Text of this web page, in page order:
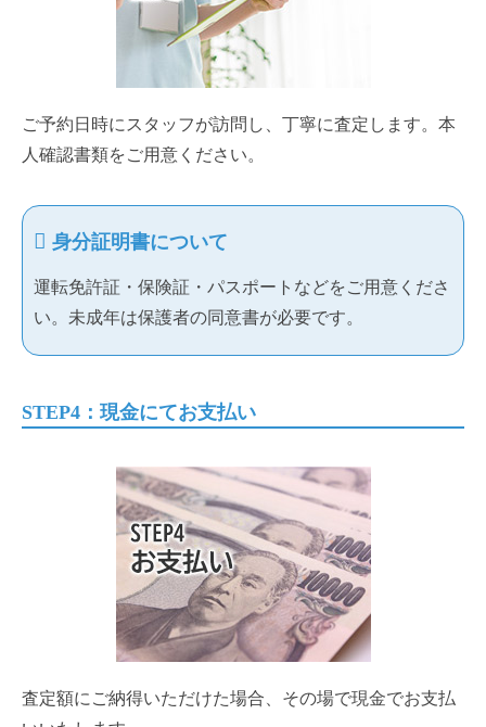
ご予約日時にスタッフが訪問し、丁寧に査定します。本
人確認書類をご用意ください。
身分証明書について
運転免許証・保険証・パスポートなどをご用意くださ
い。未成年は保護者の同意書が必要です。
STEP4：現金にてお支払い
査定額にご納得いただけた場合、その場で現金でお支払